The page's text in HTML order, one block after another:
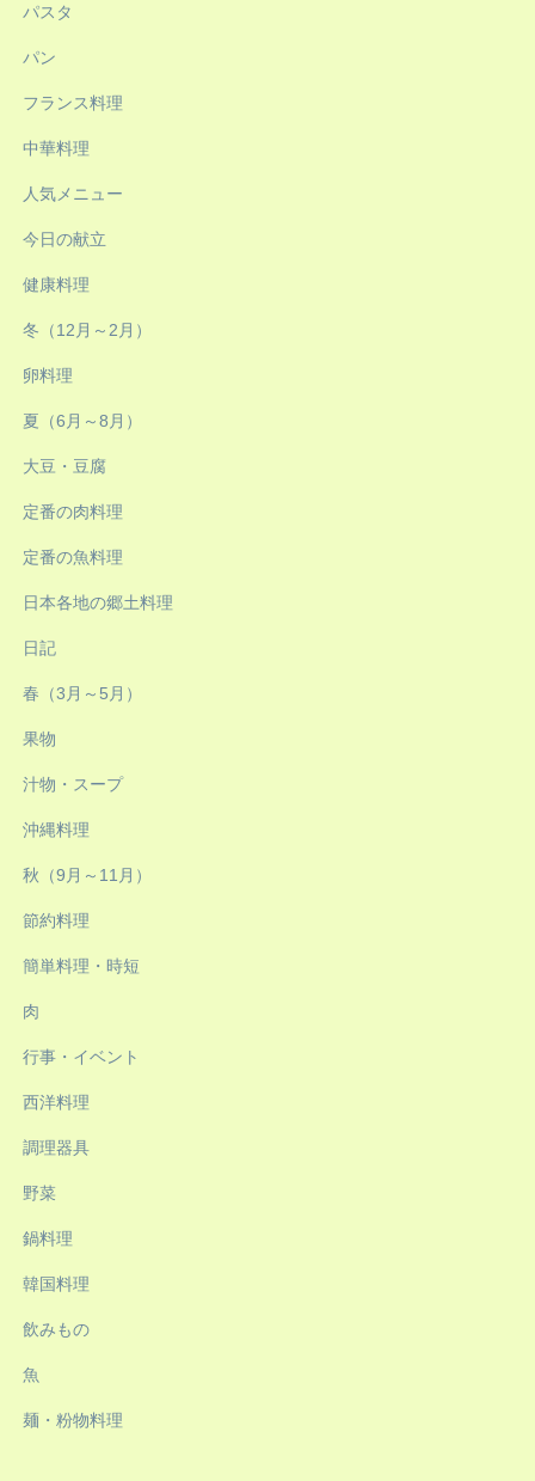
パスタ
パン
フランス料理
中華料理
人気メニュー
今日の献立
健康料理
冬（12月～2月）
卵料理
夏（6月～8月）
大豆・豆腐
定番の肉料理
定番の魚料理
日本各地の郷土料理
日記
春（3月～5月）
果物
汁物・スープ
沖縄料理
秋（9月～11月）
節約料理
簡単料理・時短
肉
行事・イベント
西洋料理
調理器具
野菜
鍋料理
韓国料理
飲みもの
魚
麺・粉物料理